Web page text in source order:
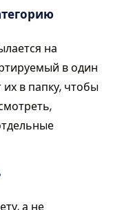
на
в один
в папку, чтобы